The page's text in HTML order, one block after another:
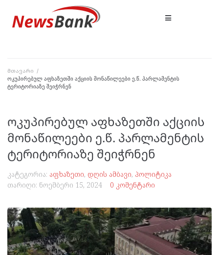
მთავარი /
ოკუპირებულ აფხაზეთში აქციის მონაწილეები ე.წ. პარლამენტის
ტერიტორიაზე შეიჭრნენ
ოკუპირებულ აფხაზეთში აქციის
მონაწილეები ე.წ. პარლამენტის
ტერიტორიაზე შეიჭრნენ
კატეგორია: აფხაზეთი, დღის ამბავი, პოლიტიკა
თარიღი: ნოემბერი 15, 2024 0 კომენტარი